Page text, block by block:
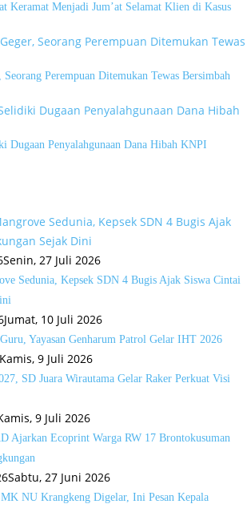
Keramat Menjadi Jum’at Selamat Klien di Kasus
Seorang Perempuan Ditemukan Tewas Bersimbah
Dugaan Penyalahgunaan Dana Hibah KNPI
Senin, 27 Juli 2026
Sedunia, Kepsek SDN 4 Bugis Ajak Siswa Cintai
Jumat, 10 Juli 2026
Yayasan Genharum Patrol Gelar IHT 2026
Kamis, 9 Juli 2026
SD Juara Wirautama Gelar Raker Perkuat Visi
9 Juli 2026
Ajarkan Ecoprint Warga RW 17 Brontokusuman
Sabtu, 27 Juni 2026
NU Krangkeng Digelar, Ini Pesan Kepala